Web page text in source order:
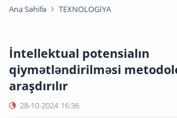
Ana Səhifə TEXNOLOGİYA
İntellektual potensialın
qiymətləndirilməsi
araşdırılır
28-10-2024 16:36